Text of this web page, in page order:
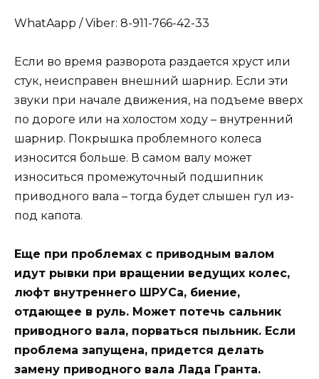
WhatAapp / Viber: 8-911-766-42-33
Если во время разворота раздается хруст или
стук, неисправен внешний шарнир. Если эти
звуки при начале движения, на подъеме вверх
по дороге или на холостом ходу – внутренний
шарнир. Покрышка проблемного колеса
износится больше. В самом валу может
износиться промежуточный подшипник
приводного вала – тогда будет слышен гул из-
под капота.
Еще при проблемах с приводным валом
идут рывки при вращении ведущих колес,
люфт внутреннего ШРУСа, биение,
отдающее в руль. Может потечь сальник
приводного вала, порваться пыльник. Если
проблема запущена, придется делать
замену приводного вала Лада Гранта.